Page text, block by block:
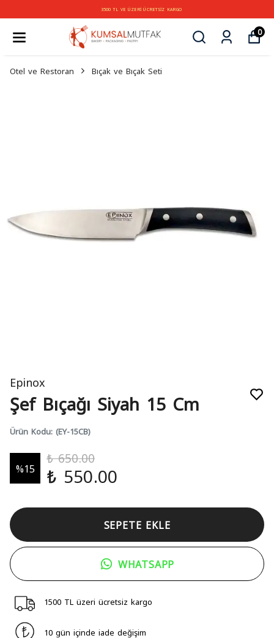
3500 TL VE ÜZERİ ÜCRETSİZ KARGO
0
Otel ve Restoran Bıçak ve Bıçak Seti
Epinox
Şef Bıçağı Siyah 15 Cm
Ürün Kodu: (EY-15CB)
%15
₺ 650.00
₺ 550.00
SEPETE EKLE
WHATSAPP
1500 TL üzeri ücretsiz kargo
10 gün içinde iade değişim